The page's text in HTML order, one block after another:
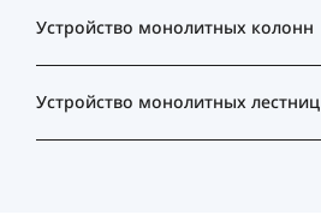
Устройство монолитных колонн
Устройство монолитных лестниц